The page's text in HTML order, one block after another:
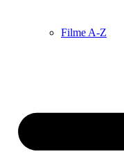
Filme A-Z